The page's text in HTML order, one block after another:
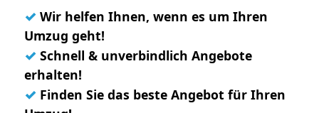
✓ Wir helfen Ihnen, wenn es um Ihren
Umzug geht!
✓ Schnell & unverbindlich Angebote
erhalten!
✓ Finden Sie das beste Angebot für Ihren